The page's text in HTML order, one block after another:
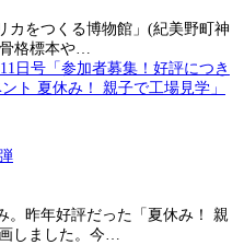
カをつくる博物館」(紀美野町神
格標本や…
。昨年好評だった「夏休み！ 親
しました。今…